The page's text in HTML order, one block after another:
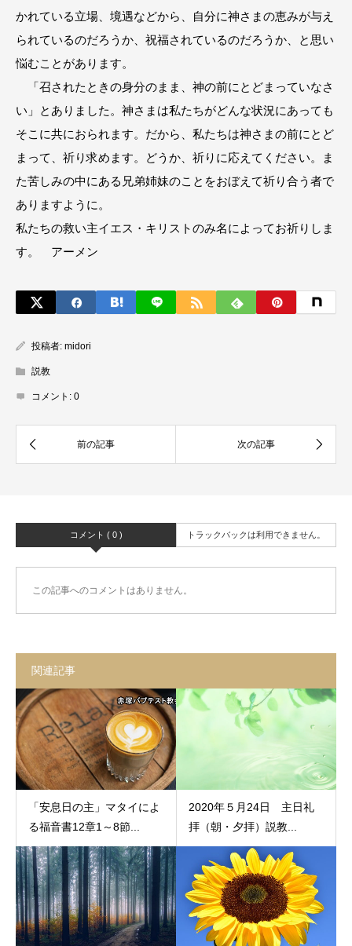
かれている立場、境遇などから、自分に神さまの恵みが与え
られているのだろうか、祝福されているのだろうか、と思い
悩むことがあります。
「召されたときの身分のまま、神の前にとどまっていなさ
い」とありました。神さまは私たちがどんな状況にあっても
そこに共におられます。だから、私たちは神さまの前にとど
まって、祈り求めます。どうか、祈りに応えてください。ま
た苦しみの中にある兄弟姉妹のことをおぼえて祈り合う者で
ありますように。
私たちの救い主イエス・キリストのみ名によってお祈りしま
す。 アーメン
投稿者: midori
説教
コメント: 0
コメント ( 0 ) トラックバックは利用できません。
この記事へのコメントはありません。
関連記事
「安息日の主」マタイによ
る福音書12章1～8節...
2020年５月24日 主日礼
拝（朝・夕拝）説教...